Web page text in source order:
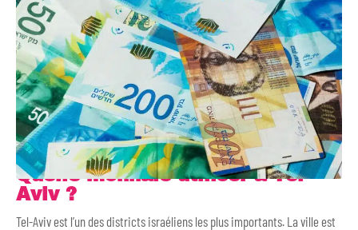
Quelle monnaie utiliser à Tel-
Aviv ?
Tel-Aviv est l’un des districts israéliens les plus importants. La ville est